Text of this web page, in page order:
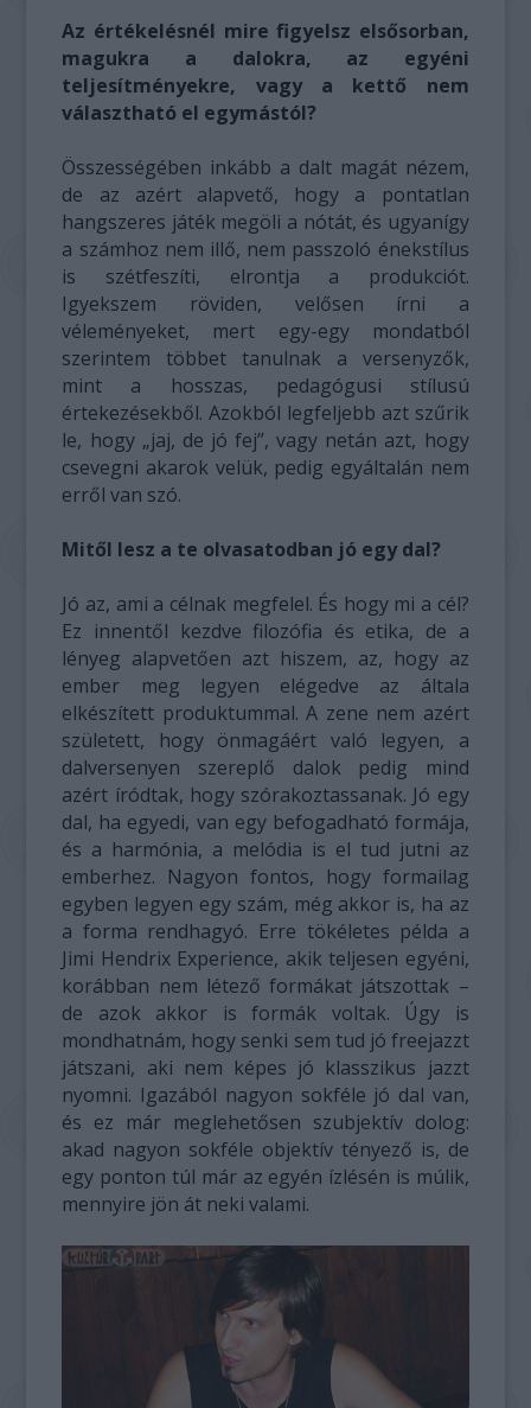
Az értékelésnél mire figyelsz elsősorban,
magukra a dalokra, az egyéni
teljesítményekre, vagy a kettő nem
választható el egymástól?
Összességében inkább a dalt magát nézem,
de az azért alapvető, hogy a pontatlan
hangszeres játék megöli a nótát, és ugyanígy
a számhoz nem illő, nem passzoló énekstílus
is szétfeszíti, elrontja a produkciót.
Igyekszem röviden, velősen írni a
véleményeket, mert egy-egy mondatból
szerintem többet tanulnak a versenyzők,
mint a hosszas, pedagógusi stílusú
értekezésekből. Azokból legfeljebb azt szűrik
le, hogy „jaj, de jó fej”, vagy netán azt, hogy
csevegni akarok velük, pedig egyáltalán nem
erről van szó.
Mitől lesz a te olvasatodban jó egy dal?
Jó az, ami a célnak megfelel. És hogy mi a cél?
Ez innentől kezdve filozófia és etika, de a
lényeg alapvetően azt hiszem, az, hogy az
ember meg legyen elégedve az általa
elkészített produktummal. A zene nem azért
született, hogy önmagáért való legyen, a
dalversenyen szereplő dalok pedig mind
azért íródtak, hogy szórakoztassanak. Jó egy
dal, ha egyedi, van egy befogadható formája,
és a harmónia, a melódia is el tud jutni az
emberhez. Nagyon fontos, hogy formailag
egyben legyen egy szám, még akkor is, ha az
a forma rendhagyó. Erre tökéletes példa a
Jimi Hendrix Experience, akik teljesen egyéni,
korábban nem létező formákat játszottak –
de azok akkor is formák voltak. Úgy is
mondhatnám, hogy senki sem tud jó freejazzt
játszani, aki nem képes jó klasszikus jazzt
nyomni. Igazából nagyon sokféle jó dal van,
és ez már meglehetősen szubjektív dolog:
akad nagyon sokféle objektív tényező is, de
egy ponton túl már az egyén ízlésén is múlik,
mennyire jön át neki valami.